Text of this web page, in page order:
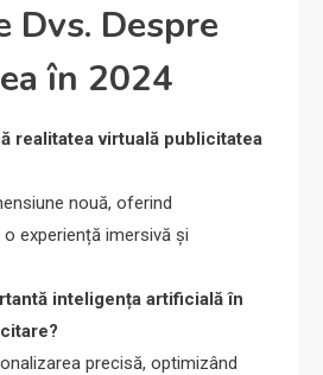
Dvs. Despre
în 2024
realitatea virtuală publicitatea
nouă, oferind
experiență imersivă și
inteligența artificială în
precisă, optimizând